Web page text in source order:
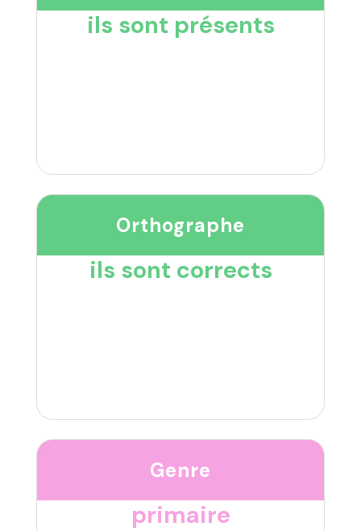
ils sont présents
Orthographe
ils sont corrects
Genre
primaire